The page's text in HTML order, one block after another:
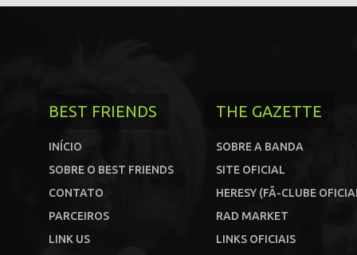
BEST FRIENDS
INÍCIO
SOBRE O BEST FRIENDS
CONTATO
PARCEIROS
LINK US
THE GAZETTE
SOBRE A BANDA
SITE OFICIAL
HERESY (FÃ-CLUBE
RAD MARKET
LINKS OFICIAIS